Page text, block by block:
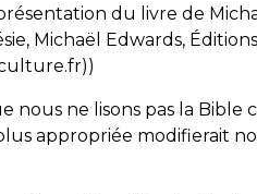
du livre de
Michaël Edwards,
))
nous ne lisons pas la
appropriée modifierait